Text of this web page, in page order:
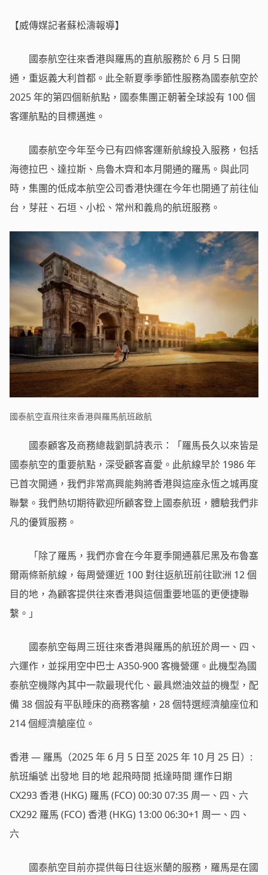
【威傳媒記者蘇松濤報導】
國泰航空往來香港與羅馬的直航服務於 6 月 5 日開
通，重返義大利首都。此全新夏季季節性服務為國泰航空於
2025 年的第四個新航點，國泰集團正朝著全球設有 100 個
客運航點的目標邁進。
國泰航空今年至今已有四條客運新航線投入服務，包括
海德拉巴、達拉斯、烏魯木齊和本月開通的羅馬。與此同
時，集團的低成本航空公司香港快運在今年也開通了前往仙
台，芽莊、石垣、小松、常州和義烏的航班服務。
國泰航空直飛往來香港與羅馬航班啟航
國泰顧客及商務總裁劉凱詩表示：「羅馬長久以來皆是
國泰航空的重要航點，深受顧客喜愛。此航線早於 1986 年
已首次開通，我們非常高興能夠將香港與這座永恆之城再度
聯繫。我們熱切期待歡迎所顧客登上國泰航班，體驗我們非
凡的優質服務。
「除了羅馬，我們亦會在今年夏季開通慕尼黑及布魯塞
爾兩條新航線，每周營運近 100 對往返航班前往歐洲 12 個
目的地，為顧客提供往來香港與這個重要地區的更便捷聯
繫。」
國泰航空每周三班往來香港與羅馬的航班於周一、四、
六運作，並採用空中巴士 A350-900 客機營運。此機型為國
泰航空機隊內其中一款最現代化、最具燃油效益的機型，配
備 38 個設有平臥睡床的商務客艙，28 個特選經濟艙座位和
214 個經濟艙座位。
香港 — 羅馬（2025 年 6 月 5 日至 2025 年 10 月 25 日）:
航班編號 出發地 目的地 起飛時間 抵達時間 運作日期
CX293 香港 (HKG) 羅馬 (FCO) 00:30 07:35 周一、四、六
CX292 羅馬 (FCO) 香港 (HKG) 13:00 06:30+1 周一、四、
六
國泰航空目前亦提供每日往返米蘭的服務，羅馬是在國